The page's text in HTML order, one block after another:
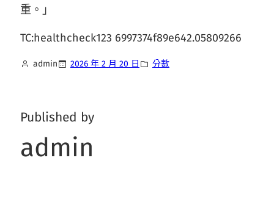
重。」
TC:healthcheck123 6997374f89e642.05809266
admin 2026 年 2 月 20 日 分數
Published by
admin